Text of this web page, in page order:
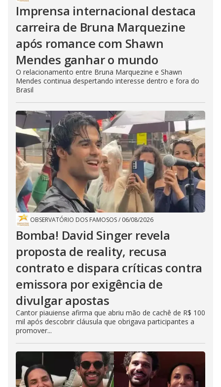
Imprensa internacional destaca
carreira de Bruna Marquezine
após romance com Shawn
Mendes ganhar o mundo
O relacionamento entre Bruna Marquezine e Shawn
Mendes continua despertando interesse dentro e fora do
Brasil
OBSERVATÓRIO DOS FAMOSOS/ 06/08/2026
Bomba! David Singer revela
proposta de reality, recusa
contrato e dispara críticas contra
emissora por exigência de
divulgar apostas
Cantor piauiense afirma que abriu mão de cachê de R$ 100
mil após descobrir cláusula que obrigava participantes a
promover...